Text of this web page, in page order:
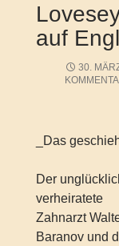
auf
30.
_Das
Der
verheiratete
Zahnarzt
Baranov und